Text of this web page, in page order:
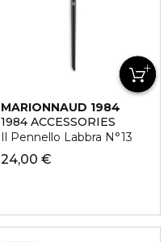
2
MARIONNAUD 1984
1984 ACCESSORIES
Il Pennello Labbra N°13
24,00 €